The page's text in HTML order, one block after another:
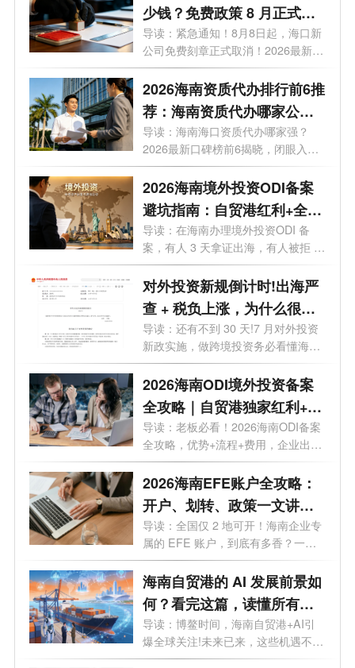
少钱？免费政策 8 月正式取
消
导读：紧急通知！8月8日起，海口新
公司免费刻章正式取消！2026最新政
策，海...
2026海南资质代办排行前6推
荐：海南资质代办哪家公司
好？
导读：海南海口资质代办哪家强？
2026最新口碑榜前6揭晓，闭眼入。
你想在海...
2026海南境外投资ODI备案
避坑指南：自贸港红利+全流
程实操，28个问题一次讲透
导读：在海南办理境外投资ODI 备
案，有人 3 天拿证出海，有人被拒 5
次？28 ...
对外投资新规倒计时!出海严
查 + 税负上涨，为什么很多
老板都把 ODI备案落在海
南？
导读：还有不到 30 天!7 月对外投资
新政实施，做跨境投资务必看懂海南
政策...
2026海南ODI境外投资备案
全攻略｜自贸港独家红利+流
程+费用+靠谱机构
导读：老板必看！2026海南ODI备案
全攻略，优势+流程+费用，企业出海
看这一篇...
2026海南EFE账户全攻略：
开户、划转、政策一文讲
透，外贸老板必看
导读：全国仅 2 地可开！海南企业专
属的 EFE 账户，到底有多香？一文
讲透。...
海南自贸港的 AI 发展前景如
何？看完这篇，读懂所有机
遇
导读：博鳌时间，海南自贸港+AI引
爆全球关注!未来已来，这些机遇不容
错过...